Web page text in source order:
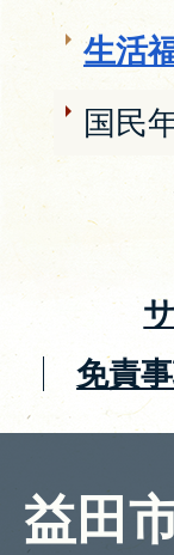
生活
国民
免責
益田